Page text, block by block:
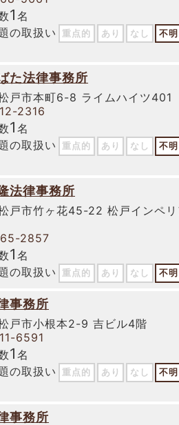
1 名
の取扱い
重点的 あり なし 不明
た法律事務所
戸市本町6-8 ライムハイツ401
2316
1 名
の取扱い
重点的 あり なし 不明
法律事務所
戸市竹ヶ花45-22 松戸インペ
2857
1 名
の取扱い
重点的 あり なし 不明
事務所
戸市小根本2-9 吉ビル4階
6591
1 名
の取扱い
重点的 あり なし 不明
事務所